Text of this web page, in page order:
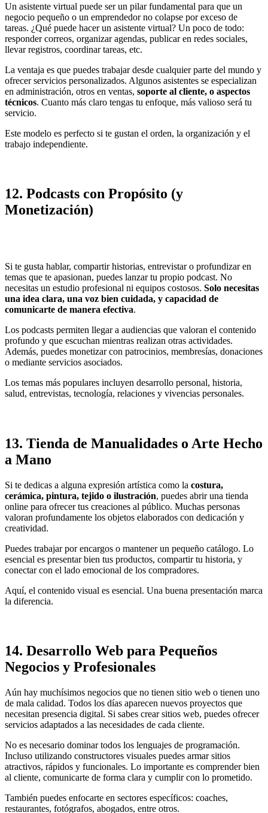
Un asistente virtual puede ser un pilar fundamental para que un
negocio pequeño o un emprendedor no colapse por exceso de
tareas. ¿Qué puede hacer un asistente virtual? Un poco de todo:
responder correos, organizar agendas, publicar en redes sociales,
llevar registros, coordinar tareas, etc.
La ventaja es que puedes trabajar desde cualquier parte del mundo y
ofrecer servicios personalizados. Algunos asistentes se especializan
en administración, otros en ventas, soporte al cliente, o aspectos
técnicos. Cuanto más claro tengas tu enfoque, más valioso será tu
servicio.
Este modelo es perfecto si te gustan el orden, la organización y el
trabajo independiente.
12. Podcasts con Propósito (y
Monetización)
Si te gusta hablar, compartir historias, entrevistar o profundizar en
temas que te apasionan, puedes lanzar tu propio podcast. No
necesitas un estudio profesional ni equipos costosos. Solo necesitas
una idea clara, una voz bien cuidada, y capacidad de
comunicarte de manera efectiva.
Los podcasts permiten llegar a audiencias que valoran el contenido
profundo y que escuchan mientras realizan otras actividades.
Además, puedes monetizar con patrocinios, membresías, donaciones
o mediante servicios asociados.
Los temas más populares incluyen desarrollo personal, historia,
salud, entrevistas, tecnología, relaciones y vivencias personales.
13. Tienda de Manualidades o Arte Hecho
a Mano
Si te dedicas a alguna expresión artística como la costura,
cerámica, pintura, tejido o ilustración, puedes abrir una tienda
online para ofrecer tus creaciones al público. Muchas personas
valoran profundamente los objetos elaborados con dedicación y
creatividad.
Puedes trabajar por encargos o mantener un pequeño catálogo. Lo
esencial es presentar bien tus productos, compartir tu historia, y
conectar con el lado emocional de los compradores.
Aquí, el contenido visual es esencial. Una buena presentación marca
la diferencia.
14. Desarrollo Web para Pequeños
Negocios y Profesionales
Aún hay muchísimos negocios que no tienen sitio web o tienen uno
de mala calidad. Todos los días aparecen nuevos proyectos que
necesitan presencia digital. Si sabes crear sitios web, puedes ofrecer
servicios adaptados a las necesidades de cada cliente.
No es necesario dominar todos los lenguajes de programación.
Incluso utilizando constructores visuales puedes armar sitios
atractivos, rápidos y funcionales. Lo importante es comprender bien
al cliente, comunicarte de forma clara y cumplir con lo prometido.
También puedes enfocarte en sectores específicos: coaches,
restaurantes, fotógrafos, abogados, entre otros.